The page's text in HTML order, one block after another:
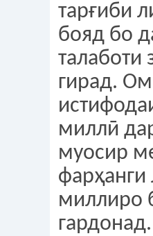
тарғиби
бояд бо
талаботи
гирад.
миллӣ
муосир
миллиро